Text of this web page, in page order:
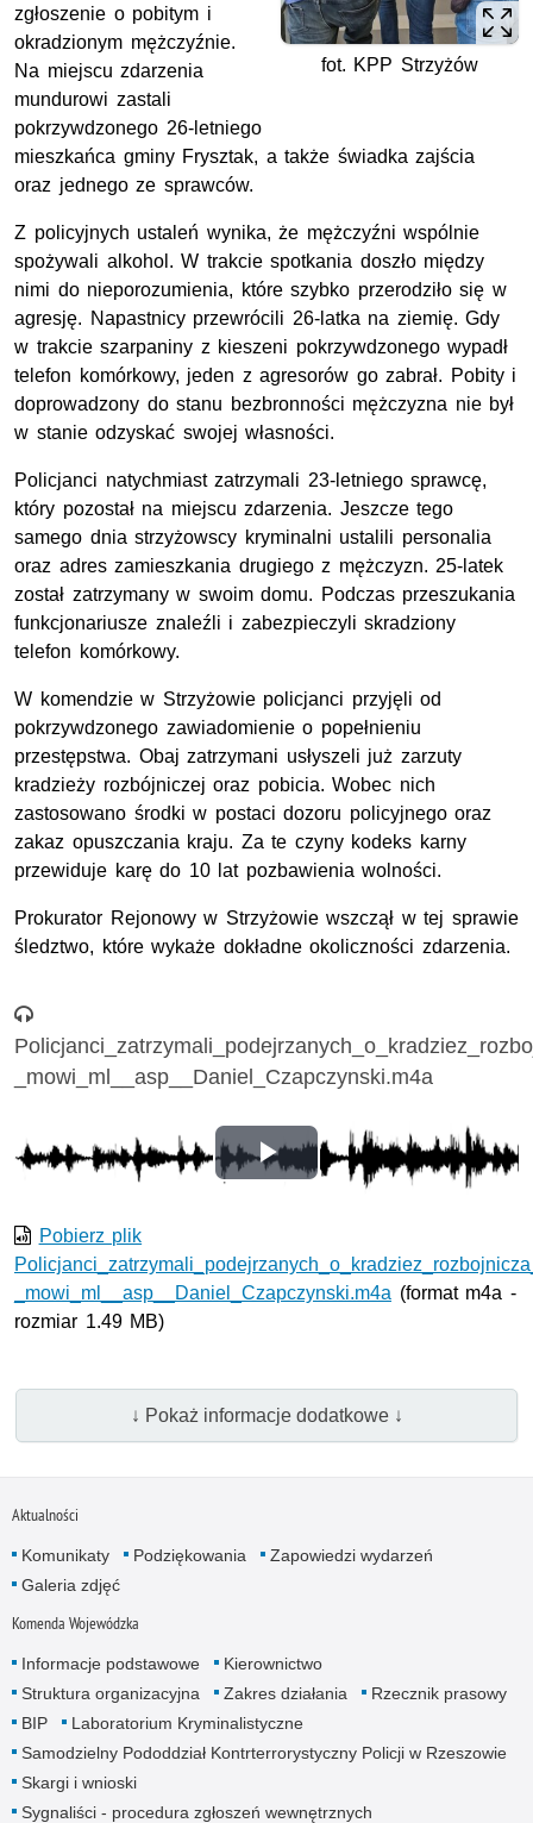
fot. KPP Strzyżów
zgłoszenie o pobitym i
okradzionym mężczyźnie.
Na miejscu zdarzenia
mundurowi zastali
pokrzywdzonego 26-letniego
mieszkańca gminy Frysztak, a także świadka zajścia
oraz jednego ze sprawców.
​Z policyjnych ustaleń wynika, że mężczyźni wspólnie
spożywali alkohol. W trakcie spotkania doszło między
nimi do nieporozumienia, które szybko przerodziło się w
agresję. Napastnicy przewrócili 26-latka na ziemię. Gdy
w trakcie szarpaniny z kieszeni pokrzywdzonego wypadł
telefon komórkowy, jeden z agresorów go zabrał. Pobity i
doprowadzony do stanu bezbronności mężczyzna nie był
w stanie odzyskać swojej własności.
​Policjanci natychmiast zatrzymali 23-letniego sprawcę,
który pozostał na miejscu zdarzenia. Jeszcze tego
samego dnia strzyżowscy kryminalni ustalili personalia
oraz adres zamieszkania drugiego z mężczyzn. 25-latek
został zatrzymany w swoim domu. Podczas przeszukania
funkcjonariusze znaleźli i zabezpieczyli skradziony
telefon komórkowy.
​W komendzie w Strzyżowie policjanci przyjęli od
pokrzywdzonego zawiadomienie o popełnieniu
przestępstwa. Obaj zatrzymani usłyszeli już zarzuty
kradzieży rozbójniczej oraz pobicia. Wobec nich
zastosowano środki w postaci dozoru policyjnego oraz
zakaz opuszczania kraju. Za te czyny kodeks karny
przewiduje karę do 10 lat pozbawienia wolności.
​Prokurator Rejonowy w Strzyżowie wszczął w tej sprawie
śledztwo, które wykaże dokładne okoliczności zdarzenia.
Nagranie audio
_mowi_ml__asp__Daniel_Czapczynski.m4a
Odtwórz
Pobierz plik
_mowi_ml__asp__Daniel_Czapczynski.m4a (format m4a -
rozmiar 1.49 MB)
↓ Pokaż informacje dodatkowe ↓
Aktualności
Komunikaty Podziękowania
Zapowiedzi wydarzeń
Galeria zdjęć
Komenda Wojewódzka
Informacje podstawowe
Kierownictwo
Struktura organizacyjna
Zakres działania
Rzecznik prasowy
BIP
Laboratorium Kryminalistyczne
Samodzielny Pododdział Kontrterrorystyczny Policji w Rzeszowie
Skargi i wnioski
Sygnaliści - procedura zgłoszeń wewnętrznych